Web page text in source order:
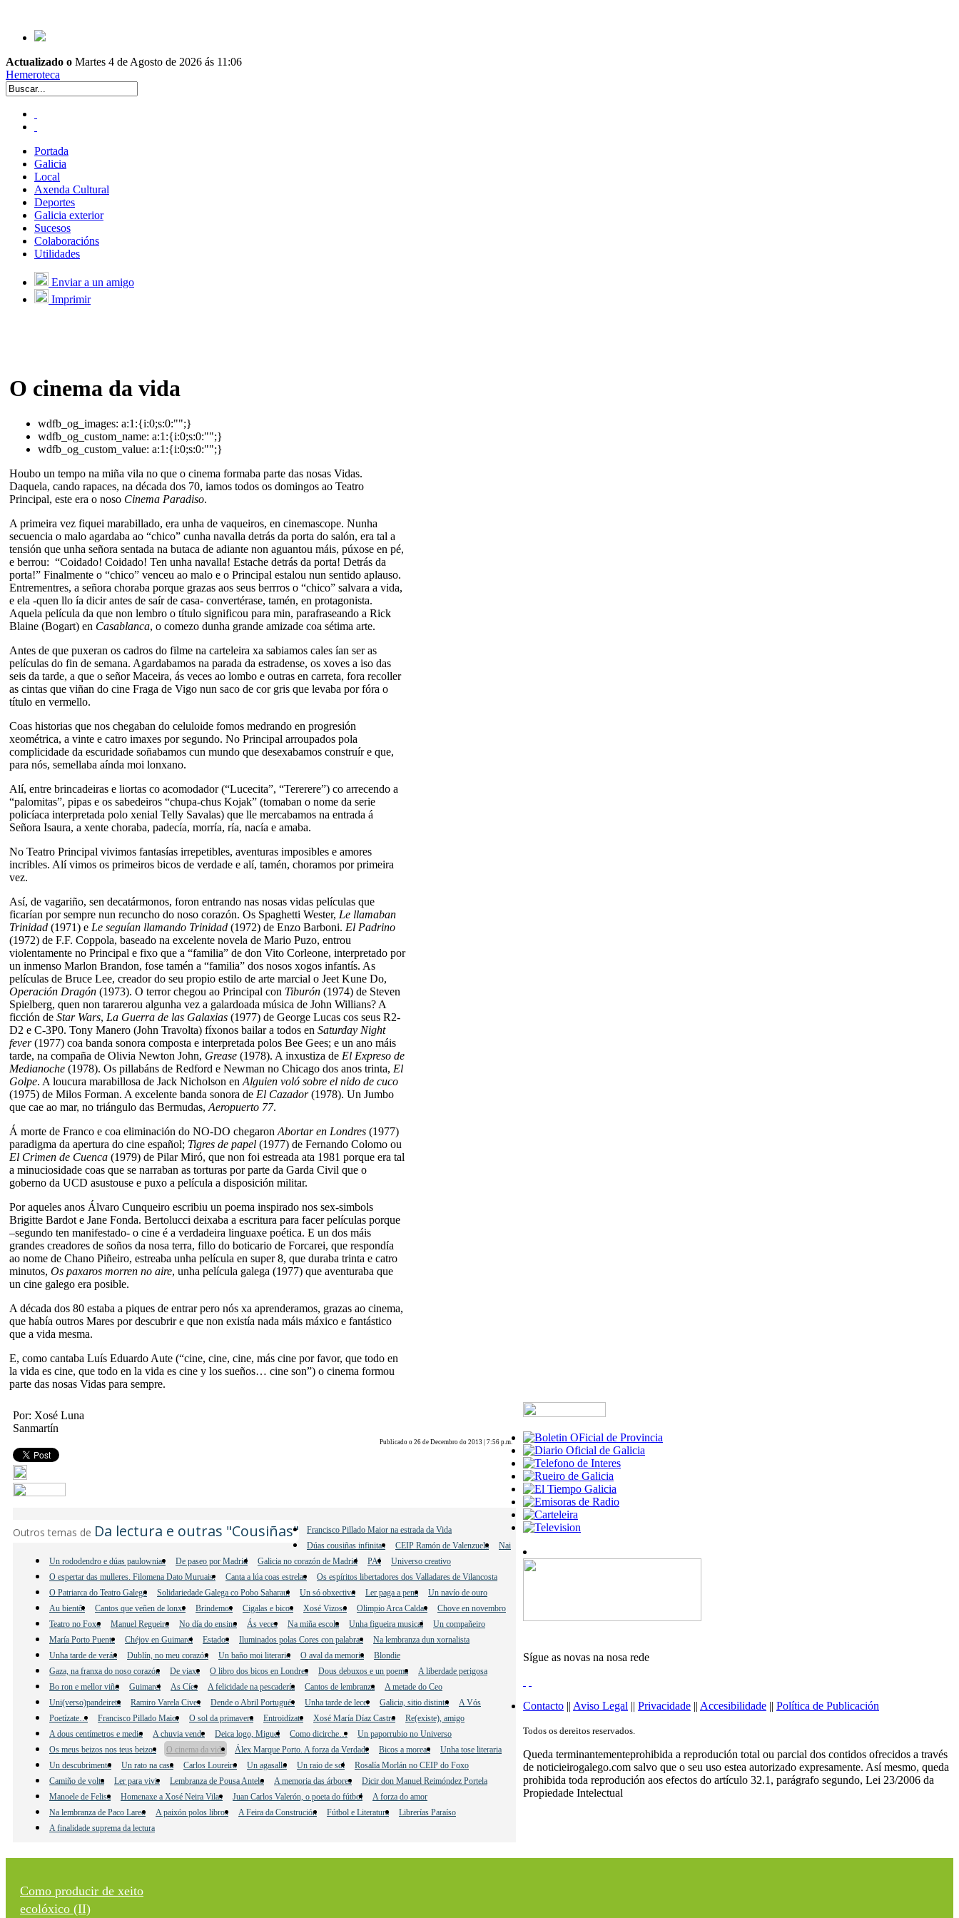
Actualizado o Martes 4 de Agosto de 2026 ás 11:06
Hemeroteca
Portada
Galicia
Local
Axenda Cultural
Deportes
Galicia exterior
Sucesos
Colaboracións
Utilidades
Enviar a un amigo
Imprimir
O cinema da vida
wdfb_og_images: a:1:{i:0;s:0:"";}
wdfb_og_custom_name: a:1:{i:0;s:0:"";}
wdfb_og_custom_value: a:1:{i:0;s:0:"";}
Houbo un tempo na miña vila no que o cinema formaba parte das nosas Vidas.
Daquela, cando rapaces, na década dos 70, iamos todos os domingos ao Teatro
Principal, este era o noso Cinema Paradiso.
A primeira vez fiquei marabillado, era unha de vaqueiros, en cinemascope. Nunha
secuencia o malo agardaba ao “chico” cunha navalla detrás da porta do salón, era tal a
tensión que unha señora sentada na butaca de adiante non aguantou máis, púxose en pé,
e berrou: “Coidado! Coidado! Ten unha navalla! Estache detrás da porta! Detrás da
porta!” Finalmente o “chico” venceu ao malo e o Principal estalou nun sentido aplauso.
Entrementres, a señora choraba porque grazas aos seus berrros o “chico” salvara a vida,
e ela -quen llo ía dicir antes de saír de casa- convertérase, tamén, en protagonista.
Aquela película da que non lembro o título significou para min, parafraseando a Rick
Blaine (Bogart) en Casablanca, o comezo dunha grande amizade coa sétima arte.
Antes de que puxeran os cadros do filme na carteleira xa sabiamos cales ían ser as
películas do fin de semana. Agardabamos na parada da estradense, os xoves a iso das
seis da tarde, a que o señor Maceira, ás veces ao lombo e outras en carreta, fora recoller
as cintas que viñan do cine Fraga de Vigo nun saco de cor gris que levaba por fóra o
título en vermello.
Coas historias que nos chegaban do celuloide fomos medrando en progresión
xeométrica, a vinte e catro imaxes por segundo. No Principal arroupados pola
complicidade da escuridade soñabamos cun mundo que desexabamos construír e que,
para nós, semellaba aínda moi lonxano.
Alí, entre brincadeiras e liortas co acomodador (“Lucecita”, “Tererere”) co arrecendo a
“palomitas”, pipas e os sabedeiros “chupa-chus Kojak” (tomaban o nome da serie
policíaca interpretada polo xenial Telly Savalas) que lle mercabamos na entrada á
Señora Isaura, a xente choraba, padecía, morría, ría, nacía e amaba.
No Teatro Principal vivimos fantasías irrepetibles, aventuras imposibles e amores
incribles. Alí vimos os primeiros bicos de verdade e alí, tamén, choramos por primeira
vez.
Así, de vagariño, sen decatármonos, foron entrando nas nosas vidas películas que
ficarían por sempre nun recuncho do noso corazón. Os Spaghetti Wester, Le llamaban
Trinidad (1971) e Le seguían llamando Trinidad (1972) de Enzo Barboni. El Padrino
(1972) de F.F. Coppola, baseado na excelente novela de Mario Puzo, entrou
violentamente no Principal e fixo que a “familia” de don Vito Corleone, interpretado por
un inmenso Marlon Brandon, fose tamén a “familia” dos nosos xogos infantís. As
películas de Bruce Lee, creador do seu propio estilo de arte marcial o Jeet Kune Do,
Operación Dragón (1973). O terror chegou ao Principal con Tiburón (1974) de Steven
Spielberg, quen non tararerou algunha vez a galardoada música de John Willians? A
ficción de Star Wars, La Guerra de las Galaxias (1977) de George Lucas cos seus R2-
D2 e C-3P0. Tony Manero (John Travolta) fíxonos bailar a todos en Saturday Night
fever(1977) coa banda sonora composta e interpretada polos Bee Gees; e un ano máis
tarde, na compaña de Olivia Newton John, Grease (1978). A inxustiza de El Expreso de
Medianoche (1978). Os pillabáns de Redford e Newman no Chicago dos anos trinta, El
Golpe. A loucura marabillosa de Jack Nicholson en Alguien voló sobre el nido de cuco
(1975) de Milos Forman. A excelente banda sonora de El Cazador(1978). Un Jumbo
que cae ao mar, no triángulo das Bermudas, Aeropuerto 77.
Á morte de Franco e coa eliminación do NO-DO chegaron Abortar en Londres (1977)
paradigma da apertura do cine español; Tigres de papel (1977) de Fernando Colomo ou
El Crimen de Cuenca (1979) de Pilar Miró, que non foi estreada ata 1981 porque era tal
a minuciosidade coas que se narraban as torturas por parte da Garda Civil que o
goberno da UCD asustouse e puxo a película a disposición militar.
Por aqueles anos Álvaro Cunqueiro escribiu un poema inspirado nos sex-simbols
Brigitte Bardot e Jane Fonda. Bertolucci deixaba a escritura para facer películas porque
–segundo ten manifestado- o cine é a verdadeira linguaxe poética. E un dos máis
grandes creadores de soños da nosa terra, fillo do boticario de Forcarei, que respondía
ao nome de Chano Piñeiro, estreaba unha película en super 8, que duraba trinta e catro
minutos, Os paxaros morren no aire, unha película galega (1977) que aventuraba que
un cine galego era posible.
A década dos 80 estaba a piques de entrar pero nós xa aprenderamos, grazas ao cinema,
que había outros Mares por descubrir e que non existía nada máis máxico e fantástico
que a vida mesma.
E, como cantaba Luís Eduardo Aute (“cine, cine, cine, más cine por favor, que todo en
la vida es cine, que todo en la vida es cine y los sueños… cine son”) o cinema formou
parte das nosas Vidas para sempre.
Por: Xosé Luna
Sanmartín
Publicado o 26 de Decembro do 2013 | 7:56 p.m.
Outros temas de Da lectura e outras "Cousiñas"
Francisco Pillado Maior na estrada da Vida
Dúas cousiñas infinitas
CEIP Ramón de Valenzuela
Nai
Un rododendro e dúas paulownias
De paseo por Madrid Galicia no corazón de Madrid PAI
Universo creativo
O espertar das mulleres. Filomena Dato Muruais.
Canta a lúa coas estrelas
Os espíritos libertadores dos Valladares de Vilancosta
O Patriarca do Teatro Galego
Solidariedade Galega co Pobo Saharaui Un só obxectivo Ler paga a pena
Un navío de ouro
Au bientôt
Cantos que veñen de lonxe Brindemos Cigalas e bicos Xosé Vizoso Olimpio Arca Caldas
Chove en novembro
Teatro no Foxo
Manuel Regueiro No día do ensino Ás veces Na miña escola Unha figueira musical
Un compañeiro
María Porto Puente
Chéjov en Guimarei Estados Iluminados polas Cores con palabras
Na lembranza dun xornalista
Unha tarde de verán
Dublín, no meu corazón Un baño moi literario O aval da memoria
Blondie
Gaza, na franxa do noso corazón
De viaxe O libro dos bicos en Londres Dous debuxos e un poema
A liberdade perigosa
Bo ron e mellor viño
Guimarei As Cíes A felicidade na pescadería Cantos de lembranza
A metade do Ceo
Uni(verso)pandeireta
Ramiro Varela Cives Dende o Abril Portugués Unha tarde de lecer Galicia, sitio distinto
A Vós
Poetízate…
Francisco Pillado Maior O sol da primavera Entroidízate Xosé María Díaz Castro
Re(existe), amigo
A dous centímetros e medio
A chuvia vende Deica logo, Miguel Como dicirche…
Un paporrubio no Universo
Os meus beizos nos teus beizos
O cinema da vida Álex Marque Porto. A forza da Verdade Bicos a moreas
Unha tose literaria
Un descubrimento
Un rato na casa Carlos Loureiro Un agasallo Un raio de sol
Rosalía Morlán no CEIP do Foxo
Camiño de volta
Ler para vivir Lembranza de Pousa Antelo A memoria das árbores
Dicir don Manuel Reimóndez Portela
Manoele de Felisa
Homenaxe a Xosé Neira Vilas Juan Carlos Valerón, o poeta do fútbol
A forza do amor
Na lembranza de Paco Lareo
A paixón polos libros A Feira da Construción Fútbol e Literatura
Librerías Paraíso
A finalidade suprema da lectura
Como producir de xeito
ecolóxico (II)
Sígue as novas na nosa rede
Contacto || Aviso Legal || Privacidade || Accesibilidade || Política de Publicación
Todos os dereitos reservados.
Queda terminantementeprohibida a reprodución total ou parcial dos contidos ofrecidos a través
de noticieirogalego.com salvo que o seu uso estea autorizado expresamente. Así mesmo, queda
prohibida toda reprodución aos efectos do artículo 32.1, parágrafo segundo, Lei 23/2006 da
Propiedade Intelectual